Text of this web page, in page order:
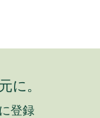
に。
登録